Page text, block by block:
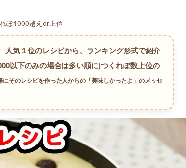
ぽ1000越えor上位
人気１位のレシピから、ランキング形式で紹介
以下のみの場合は多い順に)つくれぽ数上位の
そのレシピを作った人からの「美味しかったよ」のメッセ